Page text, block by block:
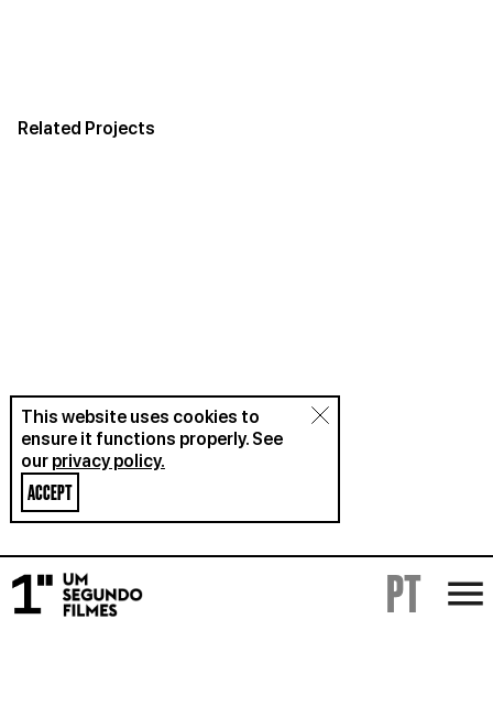
Related Projects
PT
This website uses cookies to
ensure it functions properly. See
our privacy policy.
ACCEPT